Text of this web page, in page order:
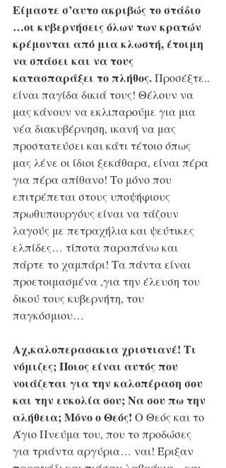
Είμαστε σ’αυτο ακριβώς το στάδιο
…οι κυβερνήσεις όλων των κρατών
κρέμονται από μια κλωστή, έτοιμη
να σπάσει και να τους
κατασπαράξει το πλήθος. Προσέξτε..
είναι παγίδα δικιά τους! Θέλουν να
μας κάνουν να εκλιπαρούμε για μια
νέα διακυβέρνηση, ικανή να μας
προστατεύσει και κάτι τέτοιο όπως
μας λένε oι ίδιοι ξεκάθαρα, είναι πέρα
για πέρα απίθανο! Το μόνο που
επιτρέπεται στους υποψήφιους
πρωθυπουργόυς είναι να τάζουν
λαγούς με πετραχήλια και ψεύτικες
ελπίδες… τίποτα παραπάνω και
πάρτε το χαμπάρι! Τα πάντα είναι
προετοιμασμένα ,για την έλευση του
δικού τους κυβερνήτη, του
παγκόσμιου…
Αχ,καλοπερασακια χριστιανέ! Τι
νόμιζες; Ποιος είναι αυτός που
νοιάζεται για την καλοπέραση σου
και την ευκολία σου; Να σου πω την
αλήθεια; Μόνο ο Θεός! Ο Θεός και το
Άγιο Πνεύμα του, που το προδώσες
για τριάντα αργύρια… ναι! Έριξαν